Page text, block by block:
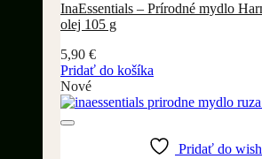
InaEssentials – Prírodné mydlo
olej 105 g
5,90 €
Pridať do košíka
Nové
Pridať do